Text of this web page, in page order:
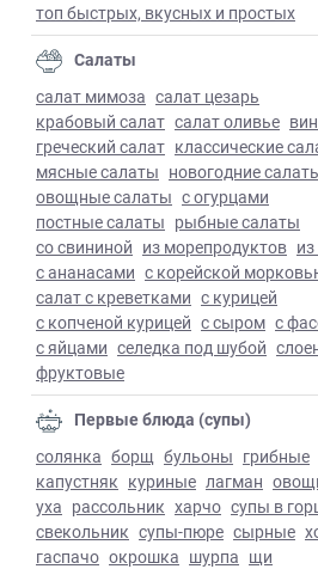
топ быстрых, вкусных и простых
Салаты
салат мимоза салат цезарь
крабовый салат салат оливье
греческий салат классические
мясные салаты новогодние
овощные салаты с огурцами
постные салаты рыбные салаты
со свининой из морепродуктов
с ананасами с корейской
салат с креветками с курицей
с копченой курицей с сыром с
с яйцами селедка под шубой
фруктовые
Первые блюда (супы)
солянка борщ бульоны грибные
капустняк куриные лагман
уха рассольник харчо супы в
свекольник супы-пюре сырные
гаспачо окрошка шурпа щи